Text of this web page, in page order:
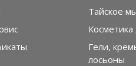
Тайское
Гели,
лосьоны